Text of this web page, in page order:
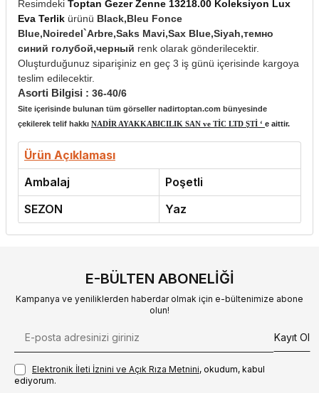
Resimdeki Toptan Gezer Zenne 13218.00 Koleksiyon Lux
Eva Terlik ürünü Black,Bleu Fonce
Blue,Noiredel`Arbre,Saks Mavi,Sax Blue,Siyah,темно
синий голубой,черный renk olarak gönderilecektir.
Oluşturduğunuz siparişiniz en geç 3 iş günü içerisinde kargoya
teslim edilecektir.
Asorti Bilgisi : 36-40/6
Site içerisinde bulunan tüm görseller nadirtoptan.com bünyesinde
çekilerek telif hakkı NADİR AYAKKABICILIK SAN ve TİC LTD ŞTİ ‘ e aittir.
Ürün Açıklaması
Ambalaj
Poşetli
SEZON
Yaz
E-BÜLTEN ABONELIĞI
Kampanya ve yeniliklerden haberdar olmak için e-bültenimize abone
olun!
Kayıt Ol
Elektronik İleti İzni‌ni ve Açık Rıza Metni‌ni, okudum, kabul
ediyorum.